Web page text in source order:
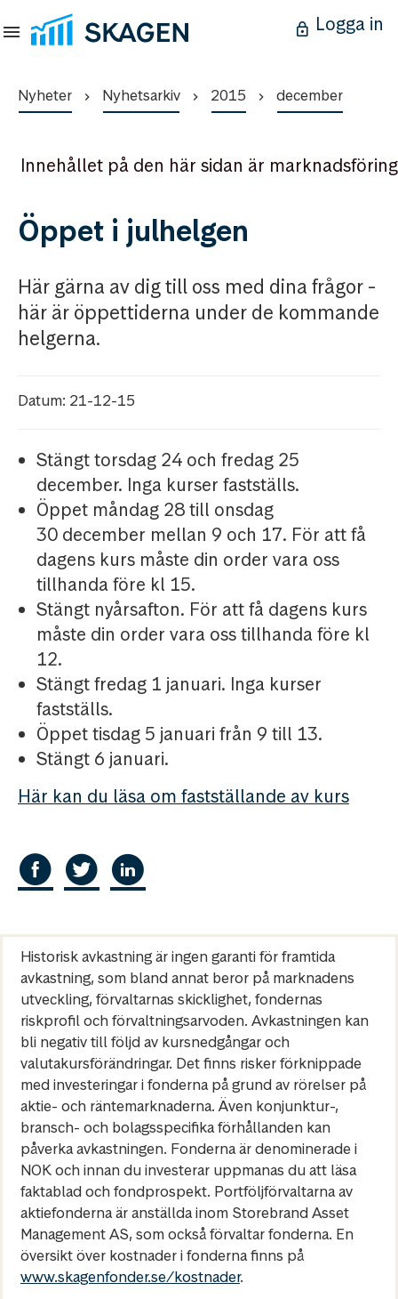
Logga in
Nyheter Nyhetsarkiv 2015 december
Innehållet på den här sidan är marknadsföring
Öppet i julhelgen
Här gärna av dig till oss med dina frågor -
här är öppettiderna under de kommande
helgerna.
Datum: 21-12-15
Stängt torsdag 24 och fredag 25
december. Inga kurser fastställs.
Öppet måndag 28 till onsdag
30 december mellan 9 och 17. För att få
dagens kurs måste din order vara oss
tillhanda före kl 15.
Stängt nyårsafton. För att få dagens kurs
måste din order vara oss tillhanda före kl
12.
Stängt fredag 1 januari. Inga kurser
fastställs.
Öppet tisdag 5 januari från 9 till 13.
Stängt 6 januari.
Här kan du läsa om fastställande av kurs
Historisk avkastning är ingen garanti för framtida
avkastning, som bland annat beror på marknadens
utveckling, förvaltarnas skicklighet, fondernas
riskprofil och förvaltningsarvoden. Avkastningen kan
bli negativ till följd av kursnedgångar och
valutakursförändringar. Det finns risker förknippade
med investeringar i fonderna på grund av rörelser på
aktie- och räntemarknaderna. Även konjunktur-,
bransch- och bolagsspecifika förhållanden kan
påverka avkastningen. Fonderna är denominerade i
NOK och innan du investerar uppmanas du att läsa
faktablad och fondprospekt. Portföljförvaltarna av
aktiefonderna är anställda inom Storebrand Asset
Management AS, som också förvaltar fonderna. En
översikt över kostnader i fonderna finns på
www.skagenfonder.se/kostnader.